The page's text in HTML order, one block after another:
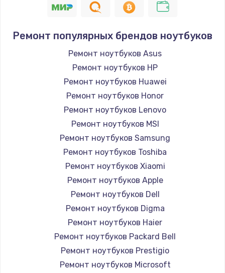
Ремонт популярных брендов ноутбуков
Ремонт ноутбуков Asus
Ремонт ноутбуков HP
Ремонт ноутбуков Huawei
Ремонт ноутбуков Honor
Ремонт ноутбуков Lenovo
Ремонт ноутбуков MSI
Ремонт ноутбуков Samsung
Ремонт ноутбуков Toshiba
Ремонт ноутбуков Xiaomi
Ремонт ноутбуков Apple
Ремонт ноутбуков Dell
Ремонт ноутбуков Digma
Ремонт ноутбуков Haier
Ремонт ноутбуков Packard Bell
Ремонт ноутбуков Prestigio
Ремонт ноутбуков Microsoft